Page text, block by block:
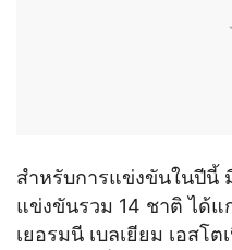
สำหรับการแข่งขันในปีนี้
แข่งขันรวม 14 ชาติ ได้แ
เยอรมนี เบลเยียม เอสโ